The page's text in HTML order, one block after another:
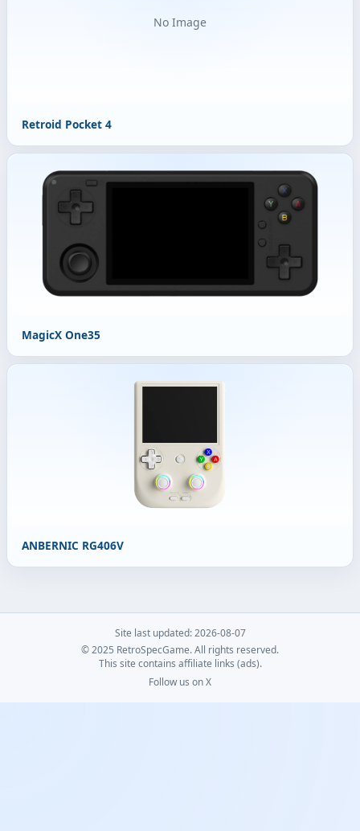
No Image
Retroid Pocket 4
MagicX One35
ANBERNIC RG406V
Site last updated: 2026-08-07
© 2025 RetroSpecGame. All rights reserved.
This site contains affiliate links (ads).
Follow us on X